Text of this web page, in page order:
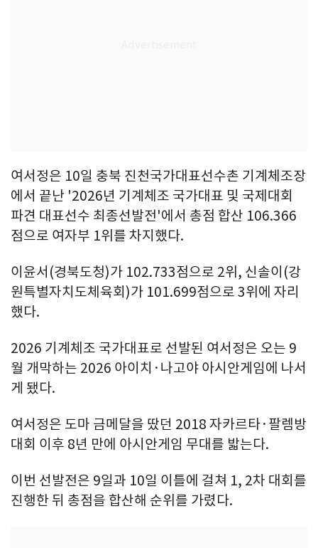
여서정은 10일 충북 진천국가대표선수촌 기계체조장
에서 끝난 '2026년 기계체조 국가대표 및 국제대회
파견 대표선수 최종선발전'에서 총점 합산 106.366
점으로 여자부 1위를 차지했다.
이윤서(경북도청)가 102.733점으로 2위, 신솔이(강
원특별자치도체육회)가 101.699점으로 3위에 자리
했다.
2026 기계체조 국가대표로 선발된 여서정은 오는 9
월 개막하는 2026 아이치·나고야 아시안게임에 나서
게 됐다.
여서정은 도마 금메달을 땄던 2018 자카르타·팔렘방
대회 이후 8년 만에 아시안게임 무대를 밟는다.
이번 선발전은 9일과 10일 이틀에 걸쳐 1, 2차 대회를
진행한 뒤 총점을 합산해 순위를 가렸다.